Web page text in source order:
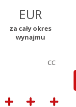
za cały okres
wynajmu
CC